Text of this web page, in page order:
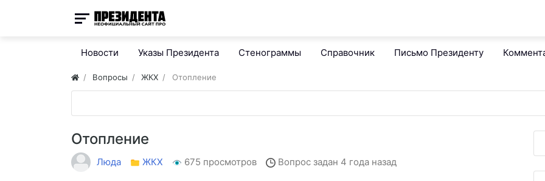
Новости Указы Президента Стенограммы Справочник Письмо Президенту
Вопросы ЖКХ Отопление
Отопление
Люда ЖКХ 675 просмотров Вопрос задан 4 года назад